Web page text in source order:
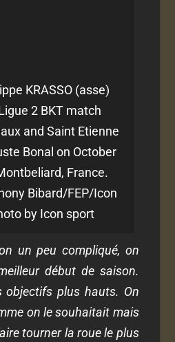
KRASSO (asse)
2 BKT match
and Saint Etienne
Bonal on October
France.
Bibard/FEP/Icon
by Icon sport
un peu compliqué, on
début de saison.
objectifs plus hauts. On
on le souhaitait mais
tourner la roue le plus